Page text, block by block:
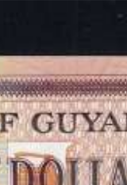
- PICK 24